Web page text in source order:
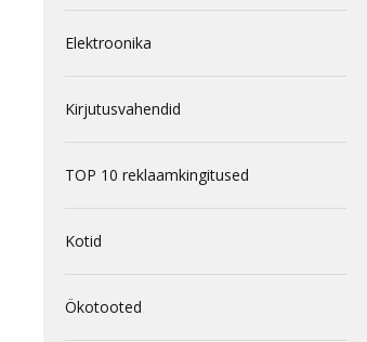
Elektroonika
Kirjutusvahendid
TOP 10 reklaamkingitused
Kotid
Ökotooted